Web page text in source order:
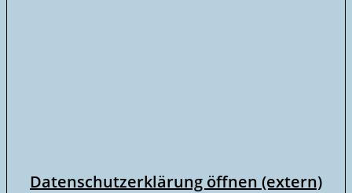
Datenschutzerklärung öffnen (extern)